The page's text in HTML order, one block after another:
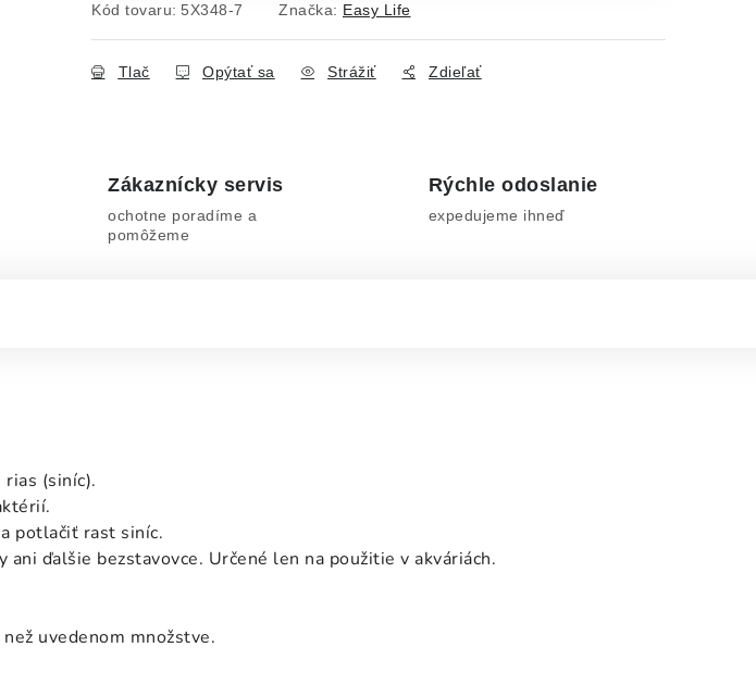
Kód tovaru: 5X348-7 Značka: Easy Life
Tlač Opýtať sa Strážiť Zdieľať
Zákaznícky servis
ochotne poradíme a
pomôžeme
Rýchle odoslanie
expedujeme ihneď
(siníc).
potlačiť rast siníc.
ďalšie bezstavovce. Určené len na použitie v akváriách.
uvedenom množstve.